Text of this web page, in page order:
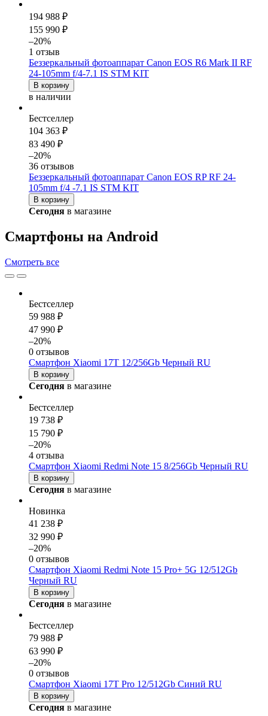
194 988 ₽
155 990 ₽
–20%
1 отзыв
Беззеркальный фотоаппарат Canon EOS R6 Mark II RF
24-105mm f/4-7.1 IS STM KIT
В корзину
в наличии
Бестселлер
104 363 ₽
83 490 ₽
–20%
36 отзывов
Беззеркальный фотоаппарат Canon EOS RP RF 24-
105mm f/4 -7.1 IS STM KIT
В корзину
Сегодня в магазине
Смартфоны на Android
Смотреть все
Бестселлер
59 988 ₽
47 990 ₽
–20%
0 отзывов
Смартфон Xiaomi 17T 12/256Gb Черный RU
В корзину
Сегодня в магазине
Бестселлер
19 738 ₽
15 790 ₽
–20%
4 отзыва
Смартфон Xiaomi Redmi Note 15 8/256Gb Черный RU
В корзину
Сегодня в магазине
Новинка
41 238 ₽
32 990 ₽
–20%
0 отзывов
Смартфон Xiaomi Redmi Note 15 Pro+ 5G 12/512Gb
Черный RU
В корзину
Сегодня в магазине
Бестселлер
79 988 ₽
63 990 ₽
–20%
0 отзывов
Смартфон Xiaomi 17T Pro 12/512Gb Синий RU
В корзину
Сегодня в магазине